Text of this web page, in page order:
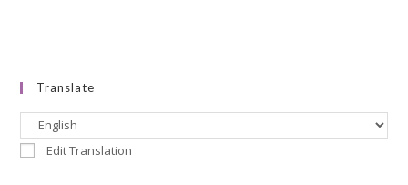
Translate
Edit Translation